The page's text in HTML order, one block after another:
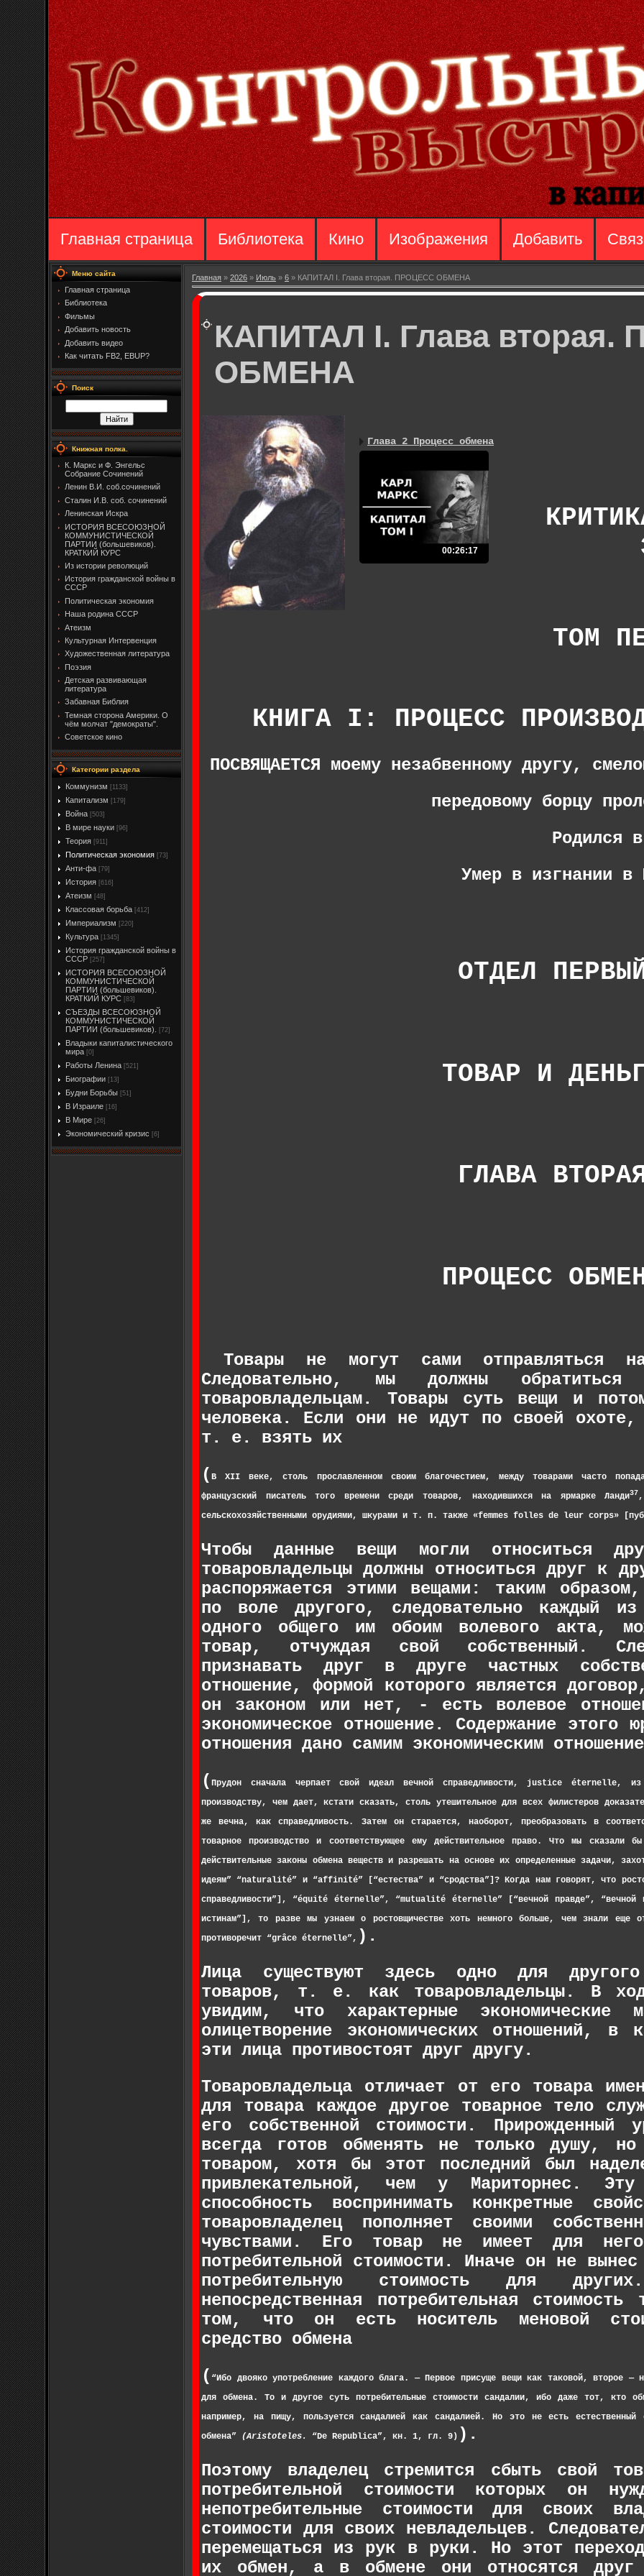
Главная страница Библиотека Кино Изображения Добавить
Меню сайта
Главная страница
Библиотека
Фильмы
Добавить новость
Добавить видео
Как читать FB2, EBUP?
Поиск
Книжная полка.
К. Маркс и Ф. Энгельс
Собрание Сочинений
Ленин В.И. соб.сочинений
Сталин И.В. соб. сочинений
Ленинская Искра
ИСТОРИЯ ВСЕСОЮЗНОЙ
КОММУНИСТИЧЕСКОЙ
ПАРТИИ (большевиков).
КРАТКИЙ КУРС
Из истории революций
История гражданской войны в
СССР
Политическая экономия
Наша родина СССР
Атеизм
Культурная Интервенция
Художественная литература
Поэзия
Детская развивающая
литература
Забавная Библия
Темная сторона Америки. О
чём молчат "демократы".
Советское кино
Категории раздела
Коммунизм [1133]
Капитализм [179]
Война [503]
В мире науки [96]
Теория [911]
Политическая экономия [73]
Анти-фа [79]
История [616]
Атеизм [48]
Классовая борьба [412]
Империализм [220]
Культура [1345]
История гражданской войны в
СССР [257]
ИСТОРИЯ ВСЕСОЮЗНОЙ
КОММУНИСТИЧЕСКОЙ
ПАРТИИ (большевиков).
КРАТКИЙ КУРС [83]
СЪЕЗДЫ ВСЕСОЮЗНОЙ
КОММУНИСТИЧЕСКОЙ
ПАРТИИ (большевиков).
[72]
Владыки капиталистического
мира [0]
Работы Ленина [521]
Биографии [13]
Будни Борьбы [51]
В Израиле [16]
В Мире [26]
Экономический кризис [6]
Главная » 2026 » Июль » 6 » КАПИТАЛ I. Глава вторая. ПРОЦЕСС ОБМЕНА
КАПИТАЛ I. Глава вторая.
ОБМЕНА
Глава 2 Процесс обмена
00:26:17
ТОМ
КНИГА I: ПРОЦЕСС
ПОСВЯЩАЕТСЯ моему незабвенному другу,
передовому борцу
Родился
Умер в изгнании в
ОТДЕЛ
ТОВАР И
ГЛАВА
ПРОЦЕСС
Товары не могут сами отправляться
Следовательно, мы должны
товаровладельцам. Товары суть вещи и
человека. Если они не идут по своей охоте,
т. е. взять их
( В XII веке, столь прославленном своим благочестием, между товарами часто
французский писатель того времени среди товаров, находившихся на ярмарке Ланди37
сельскохозяйственными орудиями, шкурами и т. п. также «femmes folles de leur corps»
Чтобы данные вещи могли относиться
товаровладельцы должны относиться друг к
распоряжается этими вещами: таким
по воле другого, следовательно каждый
одного общего им обоим волевого акта,
товар, отчуждая свой собственный.
признавать друг в друге частных
отношение, формой которого является
он законом или нет, - есть волевое
экономическое отношение. Содержание этого
отношения дано самим экономическим
( Прудон сначала черпает свой идеал вечной справедливости, justice éternelle, из
производству, чем дает, кстати сказать, столь утешительное для всех филистеров
же вечна, как справедливость. Затем он ста­рается, наоборот, преобразовать в
товарное производство и соответствующее ему действительное право. Что мы сказали
действительные законы обмена веществ и разрешать на основе их определенные задачи,
идеям” “naturalité” и “affinité” [“естества” и “сродства”]? Когда нам говорят, что
справедливости”], “équité éternelle”, “mutualité éternelle” [“вечной правде”,
исти­нам”], то разве мы узнаем о ростовщичестве хоть немного больше, чем знали еще
противоречит “grâce éternelle”, ).
Лица существуют здесь одно для
товаров, т. е. как товаровладельцы. В
увидим, что характерные
олицетворение экономических отношений, в
эти лица противостоят друг другу.
Товаровладельца отличает от его товара
для товара каждое другое товарное тело
его собственной стоимости. Прирожденный
всегда готов обменять не только душу,
товаром, хотя бы этот последний был
привлекательной, чем у Мариторнес.
способность воспринимать конкретные
товаровладелец пополняет своими
чувствами. Его товар не имеет для него
потребительной стоимости. Иначе он не
потребительную стоимость для
непосредственная потребительная
том, что он есть носитель меновой
средство обмена
( “Ибо двояко употребление каждого блага. — Первое присуще вещи как таковой, второе
для обмена. То и другое суть потребительные стоимости сандалии, ибо даже тот, кто
например, на пищу, пользуется сандалией как сандалией. Но это не есть
обмена” (Aristoteles. “De Republica”, кн. 1, гл. 9) ).
Поэтому владелец стремится сбыть свой
потребительной стоимости которых он
непотребительные стоимости для своих
стоимости для своих невладельцев.
перемещаться из рук в руки. Но этот
их обмен, а в обмене они относятся